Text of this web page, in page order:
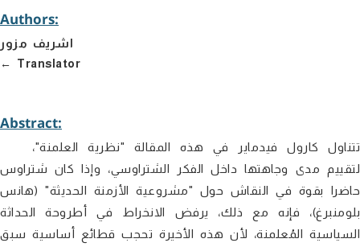
Authors:
اشریف مزور
Translator
Abstract:
تتناول كارول فيدماير في هذه المقالة "نظرية العلمنة"،
لتقييم مدى وجاهتها داخل الفكر الشتراوسي، وإذا كان شتراوس
حاضرا بقوة في النقاش حول "مشروعية الأزمنة الحديثة" (هانس
بلومنبرغ)، فإنه مع ذلك، يرفض الانخراط في أطروحة الحداثة
السياسية المُعلمنة، لأن هذه الأخيرة تحجب قطائع أساسية سبق